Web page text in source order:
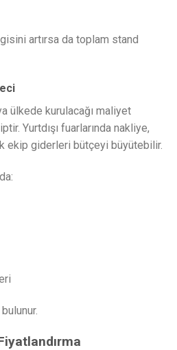
artırsa da toplam stand
ülkede kurulacağı maliyet
Yurtdışı fuarlarında nakliye,
ekip giderleri bütçeyi büyütebilir.